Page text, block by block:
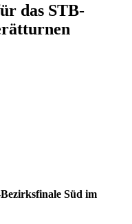
das STB-
Süd im